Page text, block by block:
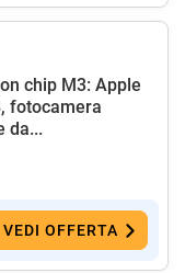
chip M3: Apple
fotocamera
da...
VEDI OFFERTA